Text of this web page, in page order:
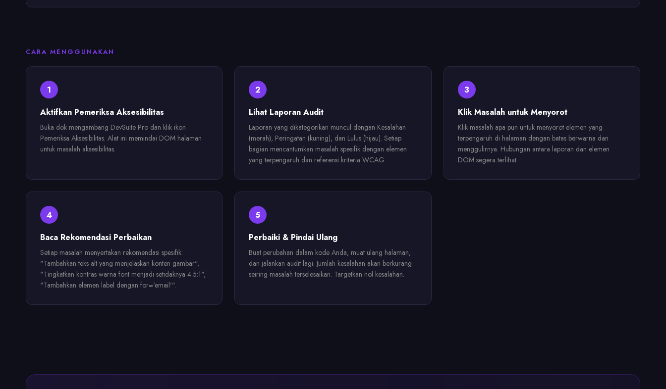
CARA MENGGUNAKAN
1
Aktifkan Pemeriksa Aksesibilitas
Buka dok mengambang DevSuite Pro dan klik ikon
Pemeriksa Aksesibilitas. Alat ini memindai DOM halaman
untuk masalah aksesibilitas.
2
Lihat Laporan Audit
Laporan yang dikategorikan muncul dengan Kesalahan
(merah), Peringatan (kuning), dan Lulus (hijau). Setiap
bagian mencantumkan masalah spesifik dengan elemen
yang terpengaruh dan referensi kriteria WCAG.
3
Klik Masalah untuk Menyorot
Klik masalah apa pun untuk menyorot elemen yang
terpengaruh di halaman dengan batas berwarna dan
menggulirnya. Hubungan antara laporan dan elemen
DOM segera terlihat.
4
Baca Rekomendasi Perbaikan
Setiap masalah menyertakan rekomendasi spesifik:
"Tambahkan teks alt yang menjelaskan konten gambar",
"Tingkatkan kontras warna font menjadi setidaknya 4.5:1",
"Tambahkan elemen label dengan for='email'".
5
Perbaiki & Pindai Ulang
Buat perubahan dalam kode Anda, muat ulang halaman,
dan jalankan audit lagi. Jumlah kesalahan akan berkurang
seiring masalah terselesaikan. Targetkan nol kesalahan.